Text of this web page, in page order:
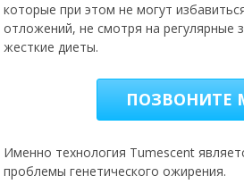
которые при этом не могут
отложений, не смотря на регулярные
жесткие диеты.
ПОЗВОНИТЕ
Именно технология Tumescent
проблемы генетического ожирения.